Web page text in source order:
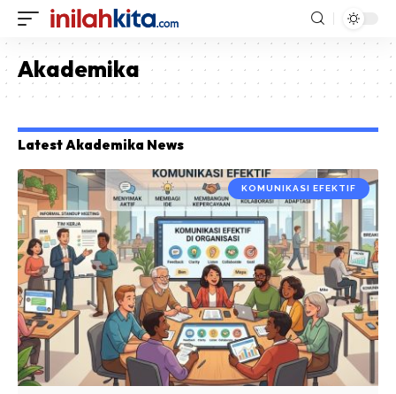
Akademika
Latest Akademika News
KOMUNIKASI EFEKTIF